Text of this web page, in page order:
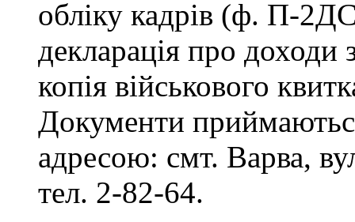
обліку кадрів (ф. П-
декларація про доходи
копія військового
Документи
адресою: смт. Варва,
тел. 2-82-64.